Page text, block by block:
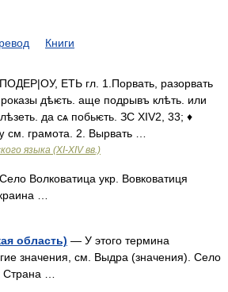
Книги
ЕТЬ гл. 1.Порвать, разорвать
дѣѥть. аще подрывъ клѣть. или
да сѧ побьѥть. ЗС XIV2, 33; ♦
см. грамота. 2. Вырвать …
языка (XI-XIV вв.)
Волковатица укр. Вовковатиця
…
область) — У этого термина
значения, см. Выдра (значения). Село
…